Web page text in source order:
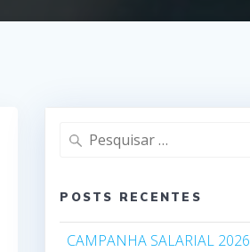
Pesquisar
POSTS RECENTES
CAMPANHA SALARIAL 2026